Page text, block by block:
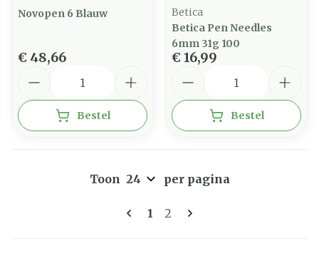
Novopen 6 Blauw
€ 48,66
Bestel
Betica
Betica Pen Needles
6mm 31g 100
€ 16,99
Bestel
Pagina's
U lees momenteel pagina
1 Pagina
2
Toon per pagina